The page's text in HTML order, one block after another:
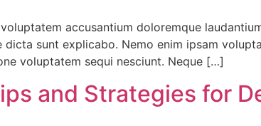
accusantium doloremque
sunt explicabo. Nemo enim ipsam
voluptatem sequi nesciunt. Neque […]
and Strategies for